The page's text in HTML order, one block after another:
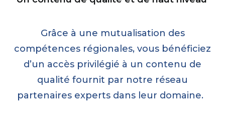
Grâce à une mutualisation des
compétences régionales, vous bénéficiez
d’un accès privilégié à un contenu de
qualité fournit par notre réseau
partenaires experts dans leur domaine.